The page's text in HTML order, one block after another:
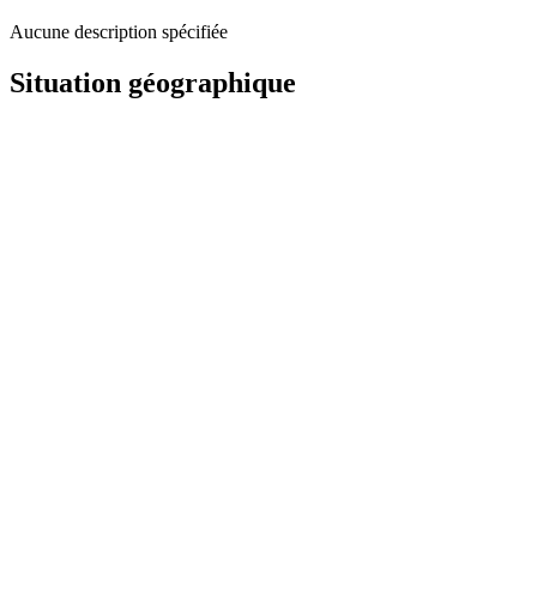
Aucune description spécifiée
Situation géographique